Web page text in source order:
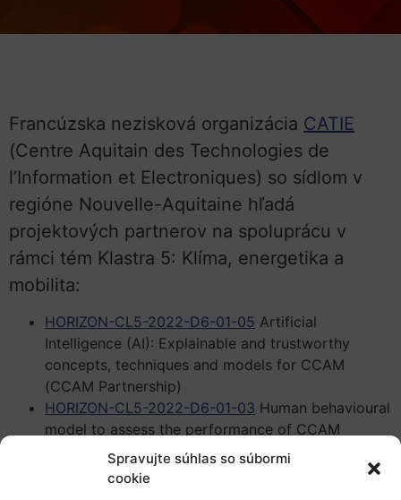
Spravujte súhlas so súbormi
cookie
Francúzska nezisková organizácia CATIE
(Centre Aquitain des Technologies de
l’Information et Electroniques) so sídlom v
regióne Nouvelle-Aquitaine hľadá
projektových partnerov na spoluprácu v
rámci tém Klastra 5: Klíma, energetika a
mobilita:
HORIZON-CL5-2022-D6-01-05 Artificial
Intelligence (AI): Explainable and trustworthy
concepts, techniques and models for CCAM
(CCAM Partnership)
HORIZON-CL5-2022-D6-01-03 Human behavioural
model to assess the performance of CCAM
solutions compared to human driven vehicles
(CCAM Partnership)